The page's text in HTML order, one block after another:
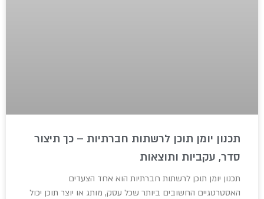
תכנון יומן תוכן לרשתות חברתיות – כך תיצור
סדר, עקביות ותוצאות
תכנון יומן תוכן לרשתות חברתיות הוא אחד הצעדים
האסטרטגיים החשובים ביותר שכל עסק, מותג או יוצר תוכן יכול